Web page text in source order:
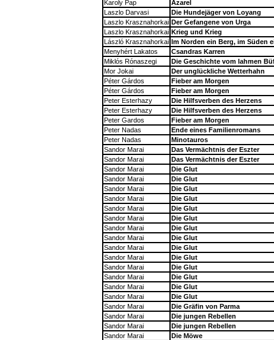
Karoly Pap
Azarel
Laszlo Darvasi
Die Hundejäger von Loyang
Laszlo Krasznahorkai Der Gefangene von Urga
Laszlo Krasznahorkai Krieg und Krieg
László Krasznahorkai Im Norden ein Berg, im Süden
Menyhért Lakatos
Csandras Karren
Miklós Rónaszegi
Die Geschichte vom lahmen
Mor Jokai
Der unglückliche Wetterhahn
Péter Gárdos
Fieber am Morgen
Péter Gárdos
Fieber am Morgen
Peter Esterhazy
Die Hilfsverben des Herzens
Peter Esterhazy
Die Hilfsverben des Herzens
Peter Gardos
Fieber am Morgen
Peter Nadas
Ende eines Familienromans
Peter Nadas
Minotauros
Sandor Marai
Das Vermächtnis der Eszter
Sandor Marai
Das Vermächtnis der Eszter
Sandor Marai
Die Glut
Sandor Marai
Die Glut
Sandor Marai
Die Glut
Sandor Marai
Die Glut
Sandor Marai
Die Glut
Sandor Marai
Die Glut
Sandor Marai
Die Glut
Sandor Marai
Die Glut
Sandor Marai
Die Glut
Sandor Marai
Die Glut
Sandor Marai
Die Glut
Sandor Marai
Die Glut
Sandor Marai
Die Glut
Sandor Marai
Die Glut
Sandor Marai
Die Gräfin von Parma
Sandor Marai
Die jungen Rebellen
Sandor Marai
Die jungen Rebellen
Sandor Marai
Die Möwe